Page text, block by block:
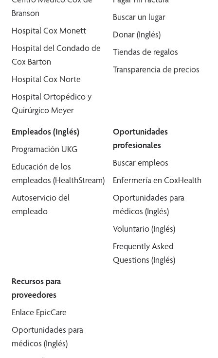
Branson
Hospital Cox Monett
Hospital del Condado de
Cox Barton
Hospital Cox Norte
Hospital Ortopédico y
Quirúrgico Meyer
Buscar un lugar
Donar (Inglés)
Tiendas de regalos
Transparencia de precios
Empleados (Inglés)
Programación UKG
Educación de los
empleados (HealthStream)
Autoservicio del
empleado
Oportunidades
profesionales
Buscar empleos
Enfermería en CoxHealth
Oportunidades para
médicos (Inglés)
Voluntario (Inglés)
Frequently Asked
Questions (Inglés)
Recursos para
proveedores
Enlace EpicCare
Oportunidades para
médicos (Inglés)